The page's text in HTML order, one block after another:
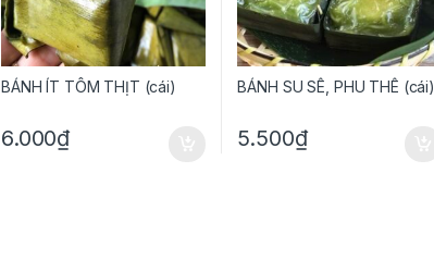
BÁNH ÍT TÔM THỊT (cái)
6.000₫
BÁNH SU SÊ, PHU THÊ (cái)
5.500₫